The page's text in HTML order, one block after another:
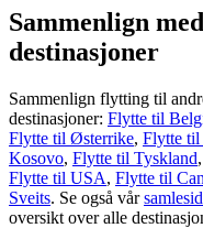
Sammenlign
destinasjoner
Sammenlign flytting til
destinasjoner: Flytte til
Flytte til Østerrike, Flytte til
Kosovo, Flytte til Tyskland,
Flytte til USA, Flytte til
Sveits. Se også vår
oversikt over alle